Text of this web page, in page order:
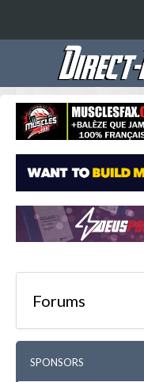
Forums
SPONSORS